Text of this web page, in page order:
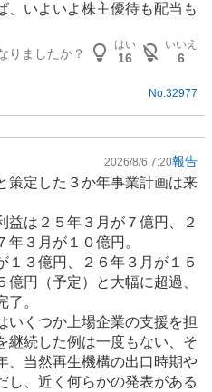
、いよいよ株主優待も配当も
りましたか？
はい
16
いいえ
6
No. 32977
2026/8/6 7:20報告
策定した３か年事業計画は来
益は２５年３月が７億円、２
年３月が１０億円。
１３億円、２６年３月が１５
円（予定）と大幅に超過、
。
いくつか上場企業の支援を担
継続した例は一度もない、そ
、当然再生機構の出口時期や
し、近く何らかの発表がある